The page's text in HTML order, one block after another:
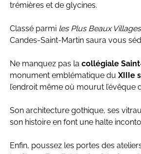
trémières et de glycines.
Classé parmi les Plus Beaux
Candes-Saint-Martin saura vous
Ne manquez pas la collégiale
monument emblématique du XIIIe
l’endroit même où mourut l’évêque
Son architecture gothique, ses
son histoire en font une halte
Enfin, poussez les portes des